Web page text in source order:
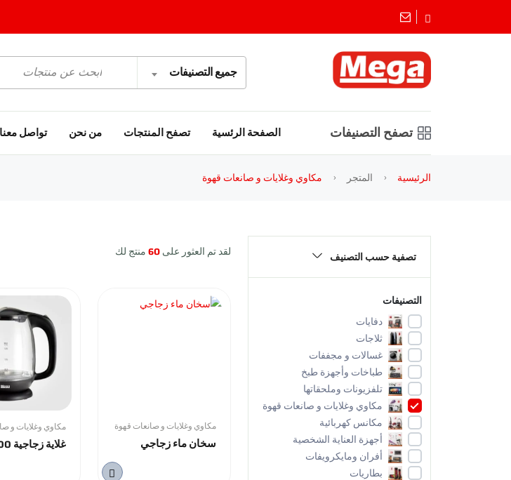
جميع التصنيفات
تصفح التصنيفات الصفحة الرئسية تصفح المنتجات من نحن تواصل معنا
الرئيسية المتجر مكاوي وغلايات و صانعات قهوة
لقد تم العثور على 60 منتج لك
مكاوي وغلايات و صانعات قهوة
سخان ماء زجاجي
مكاوي وغلايات و
غلاية زجاجية 2000 وات
تصفية حسب التصنيف
التصنيفات
دفايات
ثلاجات
غسالات و مجففات
طباخات وأجهزة طبخ
تلفزيونات وملحقاتها
مكاوي وغلايات و صانعات قهوة
مكانس كهربائية
أجهزة العناية الشخصية
أفران ومايكرويفات
بطاريات